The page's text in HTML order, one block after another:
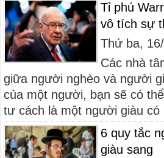
Tỉ phú
vô tích sự
Thứ ba,
Các nhà
giữa người nghèo và người
của một người, bạn sẽ có
tư cách là một người giàu có
6 quy tắc
giàu sang